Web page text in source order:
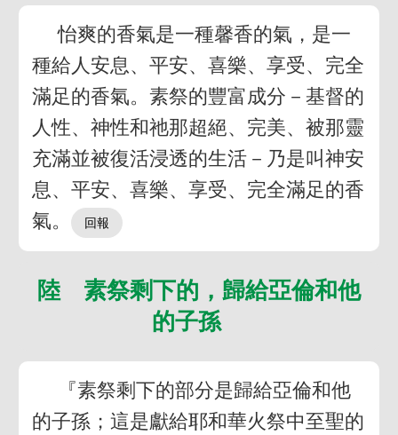
怡爽的香氣是一種馨香的氣，是一
種給人安息、平安、喜樂、享受、完全
滿足的香氣。素祭的豐富成分－基督的
人性、神性和祂那超絕、完美、被那靈
充滿並被復活浸透的生活－乃是叫神安
息、平安、喜樂、享受、完全滿足的香
氣。
陸 素祭剩下的，歸給亞倫和他
的子孫
『素祭剩下的部分是歸給亞倫和他
的子孫；這是獻給耶和華火祭中至聖的